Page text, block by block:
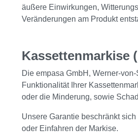
äußere Einwirkungen,
Veränderungen am Produkt
Kassettenmarkise
Die empasa GmbH, Werner-
Funktionalität Ihrer
oder die Minderung, sowie
Unsere Garantie beschränkt
oder Einfahren der Markise.